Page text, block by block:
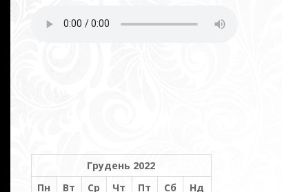
Грудень 2022
Пн
Вт Ср Чт Пт Сб
Нд